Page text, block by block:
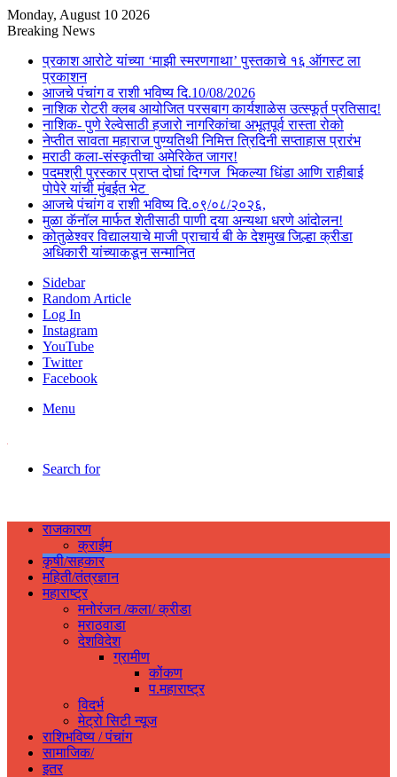
Monday, August 10 2026
Breaking News
प्रकाश आरोटे यांच्या ‘माझी स्मरणगाथा’ पुस्तकाचे १६ ऑगस्ट ला
प्रकाशन
आजचे पंचांग व राशी भविष्य दि.10/08/2026
नाशिक रोटरी क्लब आयोजित परसबाग कार्यशाळेस उत्स्फूर्त प्रतिसाद!
नाशिक- पुणे रेल्वेसाठी हजारो नागरिकांचा अभूतपूर्व रास्ता रोको
नेप्तीत सावता महाराज पुण्यतिथी निमित्त त्रिदिनी सप्ताहास प्रारंभ
मराठी कला-संस्कृतीचा अमेरिकेत जागर!
पदमश्री पुरस्कार प्राप्त दोघां दिग्गज भिकल्या धिंडा आणि राहीबाई
पोपेरे यांची मुंबईत भेट
आजचे पंचांग व राशी भविष्य दि.०९/०८/२०२६,
मुळा कॅनॉल मार्फत शेतीसाठी पाणी दया अन्यथा धरणे आंदोलन!
कोतुळेश्वर विद्यालयाचे माजी प्राचार्य बी के देशमुख जिल्हा क्रीडा
अधिकारी यांच्याकडून सन्मानित
Sidebar
Random Article
Log In
Instagram
YouTube
Twitter
Facebook
Menu
Search for
राजकारण
क्राईम
कृषी/सहकार
महिती/तंत्रज्ञान
महाराष्ट्र
मनोरंजन /कला/ क्रीडा
मराठवाडा
देशविदेश
ग्रामीण
कोंकण
प.महाराष्ट्र
विदर्भ
मेट्रो सिटी न्यूज
राशिभविष्य / पंचांग
सामाजिक/
इतर